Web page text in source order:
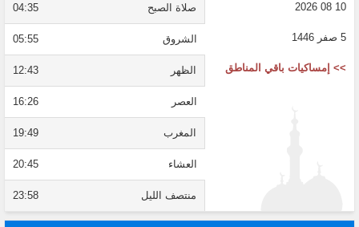
10 08 2026
5 صفر 1446
>> إمساكيات باقي المناطق
صلاة الصبح 04:35
الشروق 05:55
الظهر 12:43
العصر 16:26
المغرب 19:49
العشاء 20:45
منتصف الليل 23:58